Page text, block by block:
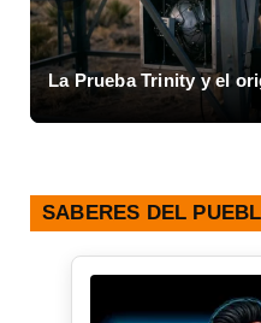
La Prueba Trinity y el
SABERES DEL